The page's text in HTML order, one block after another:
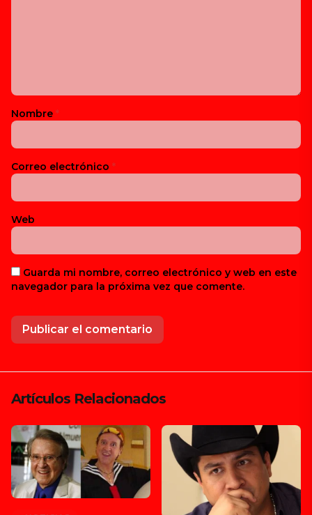
Nombre *
Correo electrónico *
Web
Guarda mi nombre, correo electrónico y web en este
navegador para la próxima vez que comente.
Artículos Relacionados